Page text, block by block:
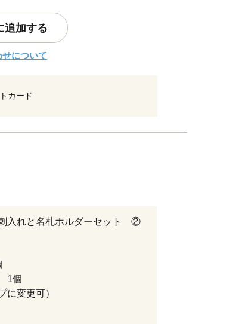
追加する
について
カード
入れと名札ホルダーセット ②
1個
に変更可）